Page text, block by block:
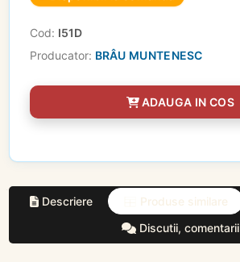
Cod: I51D
Producator: BRÂU MUNTENESC
ADAUGA IN COS
Descriere Produse similare
Discutii, comentarii